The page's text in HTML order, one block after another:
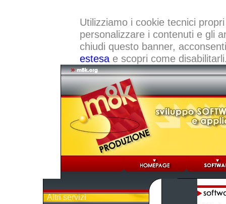
Utilizziamo i cookie tecnici
personalizzare i contenuti e gli
chiudi questo banner,
estesae scopri come
Altri servizi